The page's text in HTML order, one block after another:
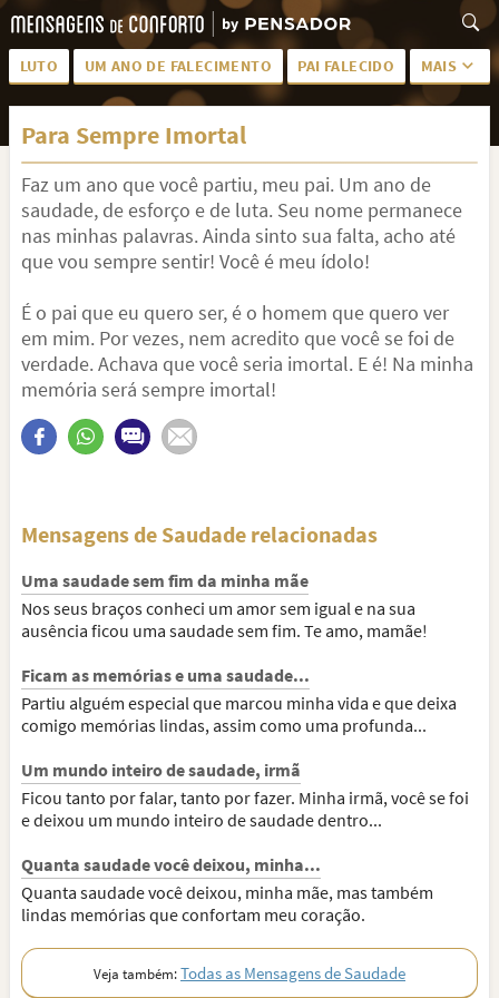
LUTO UM ANO DE FALECIMENTO PAI FALECIDO MAIS
LUTO PARA AMIGA PALAVRAS
SAUDADES DA MÃE
PÊSAMES PARA AMIGA DESCANSE EM PAZ
MEUS SENTIMENTOS PÊSAMES PARA AMIGO
FRASES DE LUTO PARA AMIGO FIM DE NAMORO
TODAS AS CATEGORIAS
Para Sempre Imortal
Faz um ano que você partiu, meu pai. Um ano de
saudade, de esforço e de luta. Seu nome permanece
nas minhas palavras. Ainda sinto sua falta, acho até
que vou sempre sentir! Você é meu ídolo!
É o pai que eu quero ser, é o homem que quero ver
em mim. Por vezes, nem acredito que você se foi de
verdade. Achava que você seria imortal. E é! Na minha
memória será sempre imortal!
Mensagens de Saudade relacionadas
Uma saudade sem fim da minha mãe
Nos seus braços conheci um amor sem igual e na sua
ausência ficou uma saudade sem fim. Te amo, mamãe!
Ficam as memórias e uma saudade...
Partiu alguém especial que marcou minha vida e que deixa
comigo memórias lindas, assim como uma profunda...
Um mundo inteiro de saudade, irmã
Ficou tanto por falar, tanto por fazer. Minha irmã, você se foi
e deixou um mundo inteiro de saudade dentro...
Quanta saudade você deixou, minha...
Quanta saudade você deixou, minha mãe, mas também
lindas memórias que confortam meu coração.
Veja também:Todas as Mensagens de Saudade